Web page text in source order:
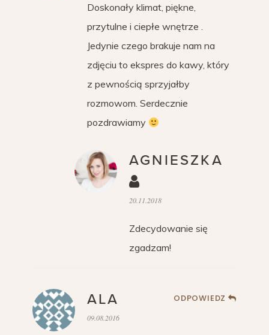
Doskonały klimat, piękne,
przytulne i ciepłe wnętrze .
Jedynie czego brakuje nam na
zdjęciu to ekspres do kawy, który
z pewnością sprzyjałby
rozmowom. Serdecznie
pozdrawiamy
AGNIESZKA
20.11.2018
Zdecydowanie się
zgadzam!
ALA ODPOWIEDZ
09.08.2016